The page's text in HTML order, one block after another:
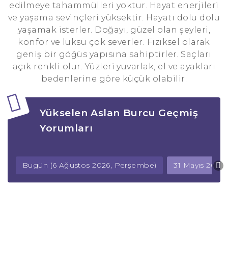
edilmeye tahammülleri yoktur. Hayat enerjileri
ve yaşama sevinçleri yüksektir. Hayatı dolu dolu
yaşamak isterler. Doğayı, güzel olan şeyleri,
konfor ve lüksü çok severler. Fiziksel olarak
geniş bir göğüs yapısına sahiptirler. Saçları
açık renkli olur. Yüzleri yuvarlak, el ve ayakları
bedenlerine göre küçük olabilir.
Yükselen Aslan Burcu Geçmiş
Yorumları
Bugün (6 Ağustos 2026, Perşembe) 31 Mayıs